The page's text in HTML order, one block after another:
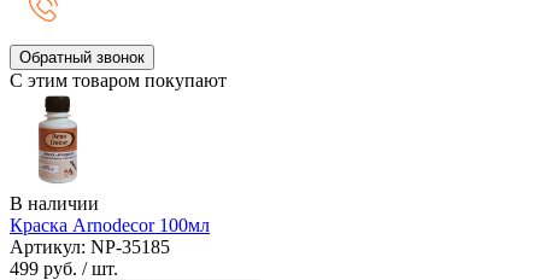
Обратный звонок
С этим товаром покупают
В наличии
Краска Arnodecor 100мл
Артикул: NP-35185
499 руб. / шт.